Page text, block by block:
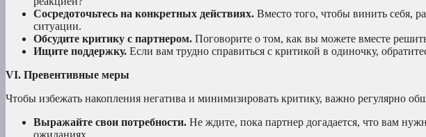
Сосредоточьтесь на конкретных действиях. Вместо того, чтобы винить себя,
ситуации.
Обсудите критику с партнером. Поговорите о том, как вы можете вместе
Ищите поддержку. Если вам трудно справиться с критикой в одиночку,
VI. Превентивные меры
Чтобы избежать накопления негатива и минимизировать критику, важно регулярно
Выражайте свои потребности. Не ждите, пока партнер догадается, что вам